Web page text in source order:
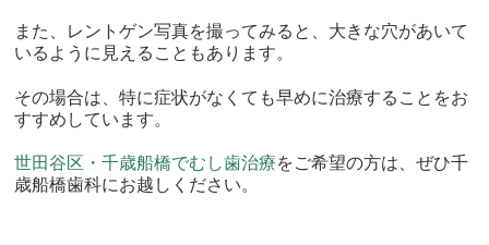
また、レントゲン写真を撮ってみると、大きな穴があいて
いるように見えることもあります。
その場合は、特に症状がなくても早めに治療することをお
すすめしています。
世田谷区・千歳船橋でむし歯治療をご希望の方は、ぜひ千
歳船橋歯科にお越しください。